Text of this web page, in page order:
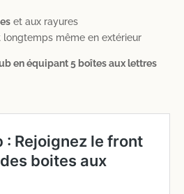
et aux rayures
longtemps même en extérieur
en équipant 5 boîtes aux lettres